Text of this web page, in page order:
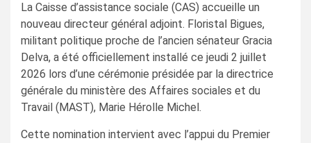
La Caisse d’assistance sociale (CAS) accueille un
nouveau directeur général adjoint. Floristal Bigues,
militant politique proche de l’ancien sénateur Gracia
Delva, a été officiellement installé ce jeudi 2 juillet
2026 lors d’une cérémonie présidée par la directrice
générale du ministère des Affaires sociales et du
Travail (MAST), Marie Hérolle Michel.
Cette nomination intervient avec l’appui du Premier